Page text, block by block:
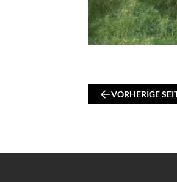
VORHERIGE